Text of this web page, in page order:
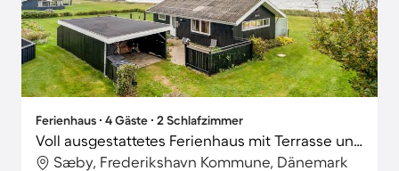
Ferienhaus ∙ 4 Gäste ∙ 2 Schlafzimmer
Voll ausgestattetes Ferienhaus mit Terrasse und Grill | Meerblick | Strand in der Nähe | Haustiere sind willkommen
Sæby, Frederikshavn Kommune, Dänemark